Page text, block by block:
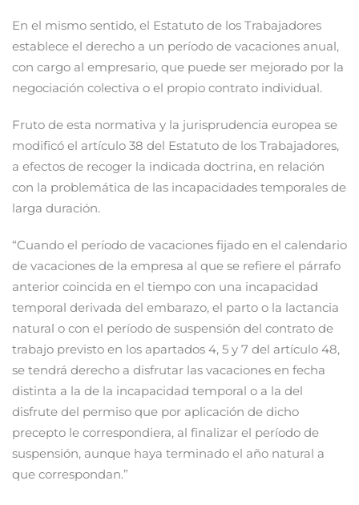
En el mismo sentido, el Estatuto de los Trabajadores
establece el derecho a un período de vacaciones anual,
con cargo al empresario, que puede ser mejorado por la
negociación colectiva o el propio contrato individual.
Fruto de esta normativa y la jurisprudencia europea se
modificó el artículo 38 del Estatuto de los Trabajadores,
a efectos de recoger la indicada doctrina, en relación
con la problemática de las incapacidades temporales de
larga duración.
“Cuando el período de vacaciones fijado en el calendario
de vacaciones de la empresa al que se refiere el párrafo
anterior coincida en el tiempo con una incapacidad
temporal derivada del embarazo, el parto o la lactancia
natural o con el período de suspensión del contrato de
trabajo previsto en los apartados 4, 5 y 7 del artículo 48,
se tendrá derecho a disfrutar las vacaciones en fecha
distinta a la de la incapacidad temporal o a la del
disfrute del permiso que por aplicación de dicho
precepto le correspondiera, al finalizar el período de
suspensión, aunque haya terminado el año natural a
que correspondan.”